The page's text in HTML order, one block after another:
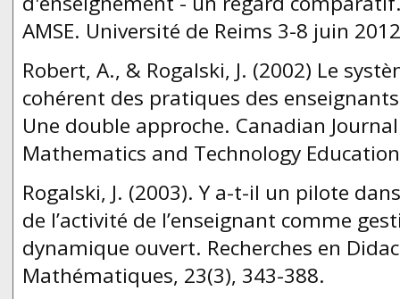
AMSE. Université de Reims 3-8 juin
Robert, A., & Rogalski, J. (2002) Le
cohérent des pratiques des
Une double approche. Canadian
Mathematics and Technology
Rogalski, J. (2003). Y a-t-il un pilote
de l’activité de l’enseignant comme
dynamique ouvert. Recherches en
Mathématiques, 23(3), 343-388.